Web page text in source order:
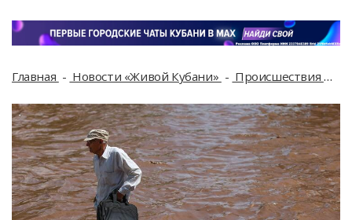
Главная Новости «Живой Кубани» Происшествия